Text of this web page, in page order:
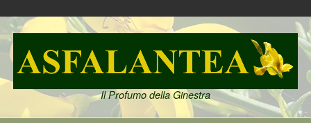
Skip
to
content
Il Profumo della Ginestra